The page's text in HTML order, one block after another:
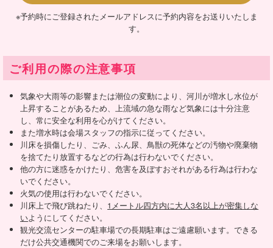
※予約時にご登録されたメールアドレスに予約内容をお送りいたしま
す。
ご利用の際の注意事項
気象や大雨等の影響または潮位の変動により、河川が増水し水位が
上昇することがあるため、上流域の急な雨など気象には十分注意
し、常に安全な利用を心がけてください。
また増水時は会場スタッフの指示に従ってください。
川床を損傷したり、ごみ、ふん尿、鳥獣の死体などの汚物や廃棄物
を捨てたり放置するなどの行為は行わないでください。
他の方に迷惑をかけたり、危害を及ぼすおそれがある行為は行わな
いでください。
火気の使用は行わないでください。
川床上で飛び跳ねたり、 1メートル四方内に大人3名以上が密集しな
いようにしてください。
観光交流センターの駐車場での長期駐車はご遠慮願います。できる
だけ公共交通機関でのご来場をお願いします。